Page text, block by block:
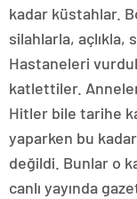
kadar küstahlar.
silahlarla, açlıkla,
Hastaneleri
katlettiler.
Hitler bile tarihe
yaparken bu
değildi. Bunlar o
canlı yayında